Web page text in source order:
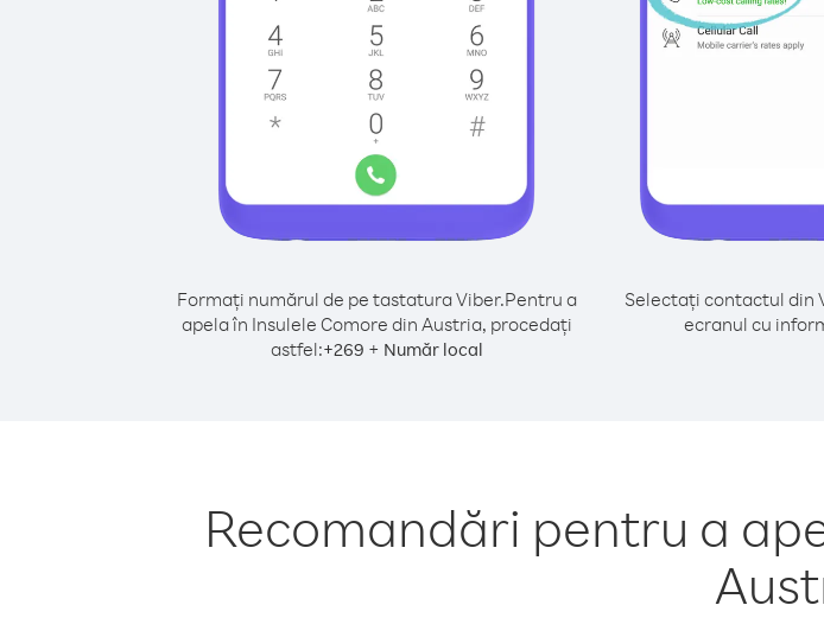
Formați numărul de pe tastatura Viber.Pentru a
apela în Insulele Comore din Austria, procedați
astfel:+269 + Număr local
Selectați contactul din
ecranul cu
Recomandări pentru a